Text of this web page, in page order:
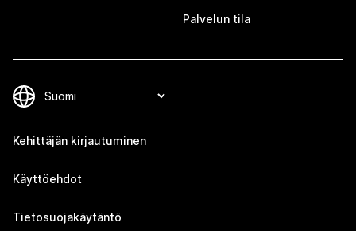
Palvelun tila
Kehittäjän kirjautuminen
Käyttöehdot
Tietosuojakäytäntö